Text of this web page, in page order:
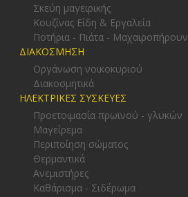
Σκεύη μαγειρικής
Κουζίνας Είδη & Εργαλεία
Ποτήρια - Πιάτα -
ΔΙΑΚΟΣΜΗΣΗ
Οργάνωση νοικοκυριού
Διακοσμητικά
ΗΛΕΚΤΡΙΚΕΣ ΣΥΣΚΕΥΕΣ
Προετοιμασία πρωϊνού - γλυκών
Μαγείρεμα
Περιποίηση σώματος
Θερμαντικά
Ανεμιστήρες
Καθάρισμα - Σιδέρωμα